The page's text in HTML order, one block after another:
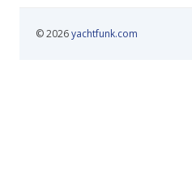
© 2026yachtfunk.com